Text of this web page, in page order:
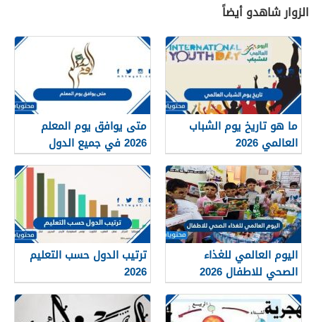
الزوار شاهدو أيضاً
ما هو تاريخ يوم الشباب
العالمي 2026
متى يوافق يوم المعلم
2026 في جميع الدول
العربية
اليوم العالمي للغذاء
الصحي للاطفال 2026
ترتيب الدول حسب التعليم
2026